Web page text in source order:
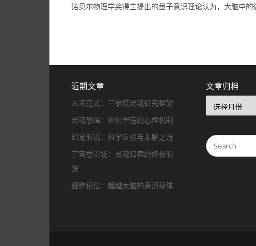
诺贝尔物理学奖得主提出的量子意识理论认为，大脑中
近期文章
未来范式：三维度灵魂研究框架
灵魂恐惧：进化塑造的心理机制
幻觉假说：科学反驳与未解之谜
宇宙意识场：灵魂归宿的终极假
说
细胞记忆：超越大脑的意识载体
文章归档